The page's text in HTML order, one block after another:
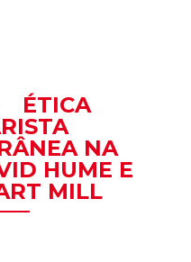
ÉTICA
NA
HUME E
MILL